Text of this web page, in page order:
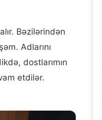
Bəzilərindən
Adlarını
dostlarımın
etdilər.